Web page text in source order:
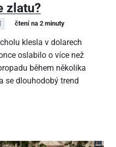
zlatu?
čtení na 2 minuty
klesla v dolarech
oslabilo o více než
během několika
se dlouhodobý trend